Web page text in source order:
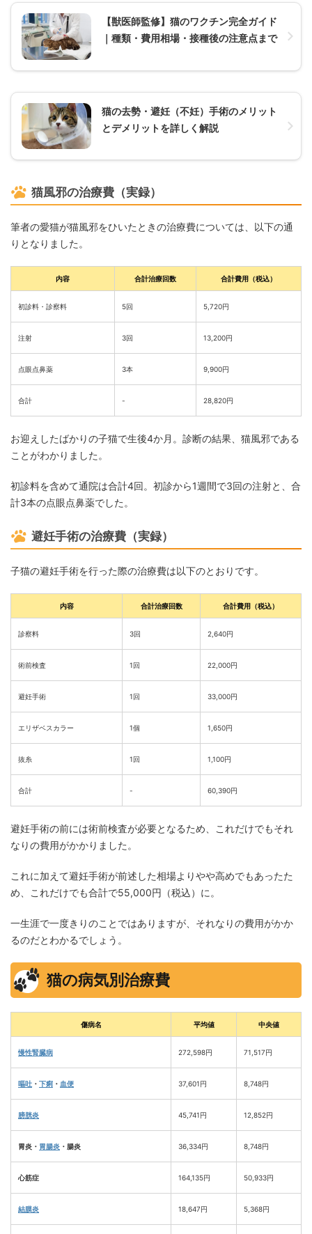
【獣医師監修】猫のワクチン完全ガイド
｜種類・費用相場・接種後の注意点まで
猫の去勢・避妊（不妊）手術のメリット
とデメリットを詳しく解説
猫風邪の治療費（実録）
筆者の愛猫が猫風邪をひいたときの治療費については、以下の通
りとなりました。
内容 合計治療回数 合計費用（税込）
初診料・診察料 5回 5,720円
注射 3回 13,200円
点眼点鼻薬 3本 9,900円
合計 - 28,820円
お迎えしたばかりの子猫で生後4か月。診断の結果、猫風邪である
ことがわかりました。
初診料を含めて通院は合計4回。初診から1週間で3回の注射と、合
計3本の点眼点鼻薬でした。
避妊手術の治療費（実録）
子猫の避妊手術を行った際の治療費は以下のとおりです。
内容 合計治療回数 合計費用（税込）
診察料 3回 2,640円
術前検査 1回 22,000円
避妊手術 1回 33,000円
エリザベスカラー 1個 1,650円
抜糸 1回 1,100円
合計 - 60,390円
避妊手術の前には術前検査が必要となるため、これだけでもそれ
なりの費用がかかりました。
これに加えて避妊手術が前述した相場よりやや高めでもあったた
め、これだけでも合計で55,000円（税込）に。
一生涯で一度きりのことではありますが、それなりの費用がかか
るのだとわかるでしょう。
猫の病気別治療費
傷病名 平均値 中央値
慢性腎臓病 272,598円 71,517円
嘔吐 ・ 下痢 ・ 血便 37,601円 8,748円
膀胱炎 45,741円 12,852円
胃炎・ 胃腸炎 ・腸炎 36,334円 8,748円
心筋症 164,135円 50,933円
結膜炎 18,647円 5,368円